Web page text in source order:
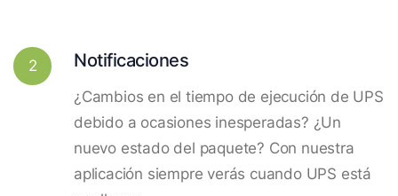
2 Notificaciones
¿Cambios en el tiempo de ejecución de UPS
debido a ocasiones inesperadas? ¿Un
nuevo estado del paquete? Con nuestra
aplicación siempre verás cuando UPS está